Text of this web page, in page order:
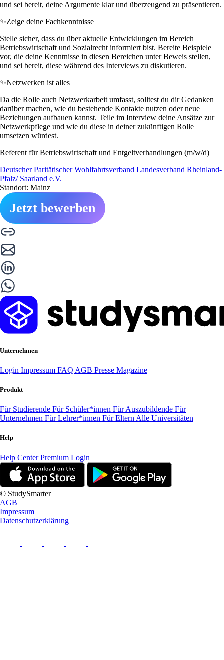
und sei bereit, deine Argumente klar und überzeugend zu präsentieren.
✨Zeige deine Fachkenntnisse
Stelle sicher, dass du über aktuelle Entwicklungen im Bereich
Betriebswirtschaft und Sozialrecht informiert bist. Bereite Beispiele
vor, die deine Kenntnisse in diesen Bereichen unter Beweis stellen,
und sei bereit, diese während des Interviews zu diskutieren.
✨Netzwerken ist alles
Da die Rolle auch Netzwerkarbeit umfasst, solltest du dir Gedanken
darüber machen, wie du bestehende Kontakte nutzen oder neue
Beziehungen aufbauen kannst. Teile im Interview deine Ansätze zur
Netzwerkpflege und wie du diese in deiner zukünftigen Rolle
umsetzen würdest.
Referent für Betriebswirtschaft und Entgeltverhandlungen (m/w/d)
Deutscher Paritätischer Wohlfahrtsverband Landesverband Rheinland-
Pfalz/ Saarland e.V.
Standort: Mainz
Jetzt bewerben
Unternehmen
Login Impressum FAQ AGB Presse Magazine
Produkt
Für Studierende Für Schüler*innen Für Auszubildende Für
Unternehmen Für Lehrer*innen Für Eltern Alle Universitäten
Help
Help CenterPremium Login
© StudySmarter
AGB
Impressum
Datenschutzerklärung